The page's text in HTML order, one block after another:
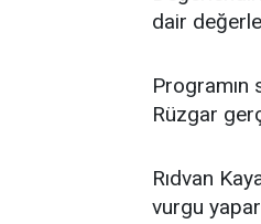
dair
Rüzgar
Rıdvan
vurgu